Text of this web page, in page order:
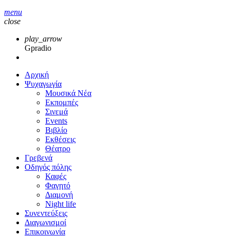
menu
close
play_arrow
Gpradio
Αρχική
Ψυχαγωγία
Μουσικά Νέα
Εκπομπές
Σινεμά
Events
Βιβλίο
Εκθέσεις
Θέατρο
Γρεβενά
Οδηγός πόλης
Καφές
Φαγητό
Διαμονή
Night life
Συνεντεύξεις
Διαγωνισμοί
Επικοινωνία